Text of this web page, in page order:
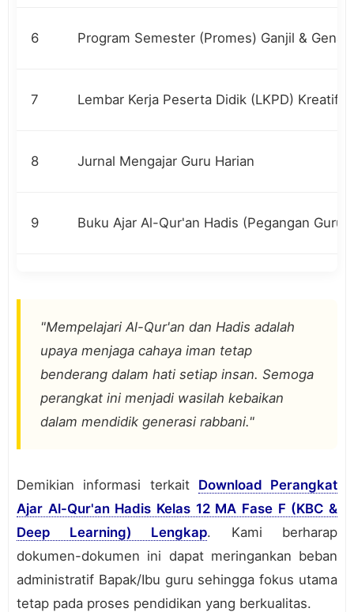
6 Program Semester (Promes) Ganjil & Genap
7 Lembar Kerja Peserta Didik (LKPD) Kreatif
8 Jurnal Mengajar Guru Harian
9 Buku Ajar Al-Qur'an Hadis (Pegangan Guru
"Mempelajari Al-Qur'an dan Hadis adalah
upaya menjaga cahaya iman tetap
benderang dalam hati setiap insan. Semoga
perangkat ini menjadi wasilah kebaikan
dalam mendidik generasi rabbani."
Demikian informasi terkait Download Perangkat
Ajar Al-Qur'an Hadis Kelas 12 MA Fase F (KBC &
Deep Learning) Lengkap. Kami berharap
dokumen-dokumen ini dapat meringankan beban
administratif Bapak/Ibu guru sehingga fokus utama
tetap pada proses pendidikan yang berkualitas.